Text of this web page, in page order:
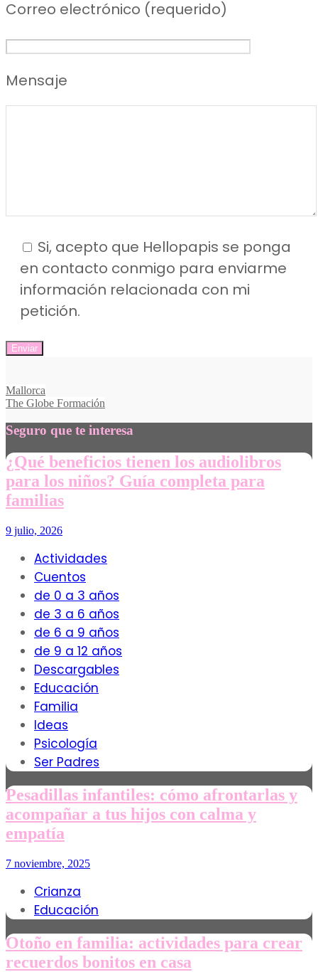
Correo electrónico (requerido)
Mensaje
Si, acepto que Hellopapis se ponga
en contacto conmigo para enviarme
información relacionada con mi
petición.
Navegación
de
entradas
Mallorca
The Globe Formación
Seguro que te interesa
¿Qué beneficios tienen los audiolibros
para los niños? Guía completa para
familias
9 julio, 2026
Actividades
Cuentos
de 0 a 3 años
de 3 a 6 años
de 6 a 9 años
de 9 a 12 años
Descargables
Educación
Familia
Ideas
Psicología
Ser Padres
Pesadillas infantiles: cómo afrontarlas y
acompañar a tus hijos con calma y
empatía
7 noviembre, 2025
Crianza
Educación
Otoño en familia: actividades para crear
recuerdos bonitos en casa